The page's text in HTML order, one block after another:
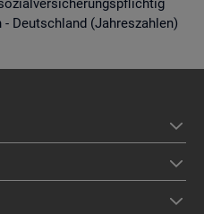
Deutschland (Jahreszahlen)